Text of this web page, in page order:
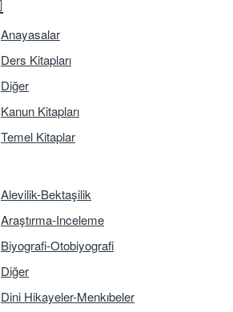
Anayasalar
Ders Kitapları
Diğer
Kanun Kitapları
Temel Kitaplar
Alevilik-Bektaşilik
Araştırma-Inceleme
Biyografi-Otobiyografi
Diğer
Dini Hikayeler-Menkıbeler